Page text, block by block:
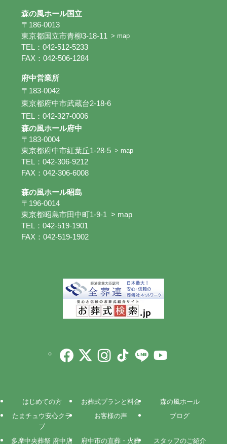
森の風ホール国立
〒186-0013
東京都国立市青柳3-18-11
> map
TEL：042-512-5233
FAX：042-506-1284
府中営業所
〒183-0042
東京都府中市武蔵台2-18-6
TEL：042-327-0006
森の風ホール府中
〒183-0004
東京都府中市紅葉丘1-28-5 > map
TEL：042-306-9212
FAX：042-306-6008
森の風ホール昭島
〒196-0014
東京都昭島市田中町1-9-1
> map
TEL：042-519-1901
FAX：042-519-1902
はじめての方 お葬式プランと料金
森の風ホール
たまチュウ安心クラ
ブ
お客様の声 ブログ
多摩中央葬祭 府中店
府中市の直葬・火葬
スタッフのご紹介